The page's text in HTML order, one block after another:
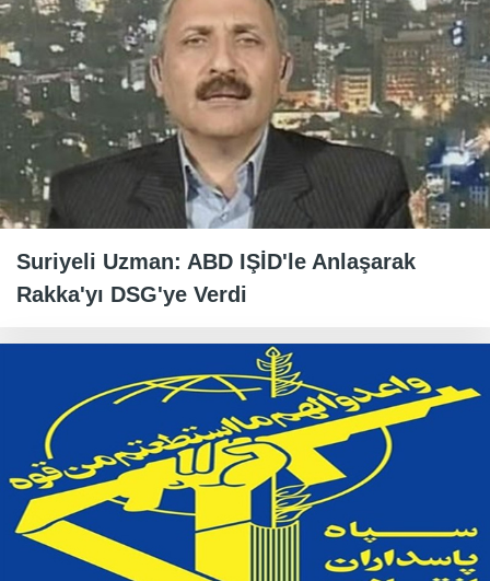
Suriyeli Uzman: ABD IŞİD'le Anlaşarak
Rakka'yı DSG'ye Verdi